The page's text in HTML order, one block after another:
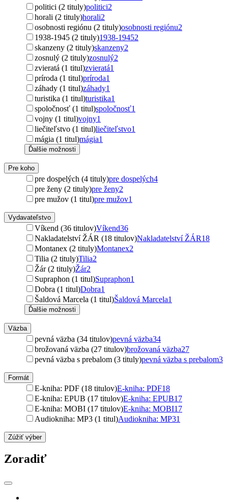
politici (2 tituly)politici2
horali (2 tituly)horali2
osobnosti regiónu (2 tituly)osobnosti regiónu2
1938-1945 (2 tituly)1938-19452
skanzeny (2 tituly)skanzeny2
zosnulý (2 tituly)zosnulý2
zvieratá (1 titul)zvieratá1
príroda (1 titul)príroda1
záhady (1 titul)záhady1
turistika (1 titul)turistika1
spoločnosť (1 titul)spoločnosť1
vojny (1 titul)vojny1
liečiteľstvo (1 titul)liečiteľstvo1
mágia (1 titul)mágia1
Ďalšie možnosti
Pre koho
pre dospelých (4 tituly)pre dospelých4
pre ženy (2 tituly)pre ženy2
pre mužov (1 titul)pre mužov1
Vydavateľstvo
Víkend (36 titulov)Víkend36
Nakladatelství ŽÁR (18 titulov)Nakladatelství ŽÁR18
Montanex (2 tituly)Montanex2
Tilia (2 tituly)Tilia2
Žár (2 tituly)Žár2
Supraphon (1 titul)Supraphon1
Dobra (1 titul)Dobra1
Šaldová Marcela (1 titul)Šaldová Marcela1
Ďalšie možnosti
Väzba
pevná väzba (34 titulov)pevná väzba34
brožovaná väzba (27 titulov)brožovaná väzba27
pevná väzba s prebalom (3 tituly)pevná väzba s prebalom3
Formát
E-kniha: PDF (18 titulov)E-kniha: PDF18
E-kniha: EPUB (17 titulov)E-kniha: EPUB17
E-kniha: MOBI (17 titulov)E-kniha: MOBI17
Audiokniha: MP3 (1 titul)Audiokniha: MP31
Zúžiť výber
Zoradiť